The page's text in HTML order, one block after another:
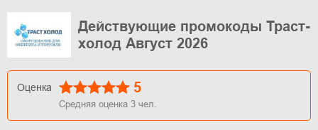
Действующие промокоды Траст-
холод Август 2026
Оценка 5
Средняя оценка 3 чел.